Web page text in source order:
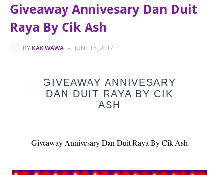
Giveaway Annivesary Dan Duit
Raya By Cik Ash
BY KAK WAWA - JUNE 16, 2017
GIVEAWAY ANNIVESARY
DAN DUIT RAYA BY CIK
ASH
Giveaway Annivesary Dan Duit Raya By Cik Ash